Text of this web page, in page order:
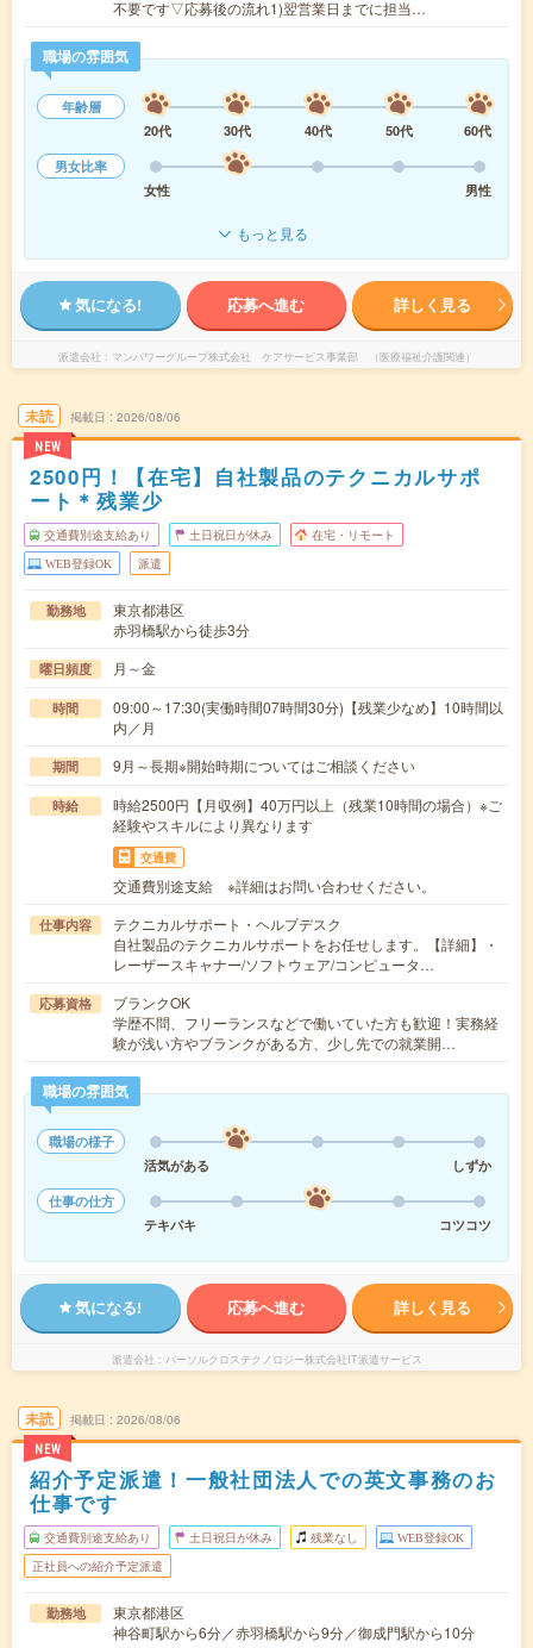
不要です▽応募後の流れ1)翌営業日までに担当…
職場の雰囲気
年齢層
20代
30代 40代 50代
60代
男女比率
女性
男性
もっと見る
気になる! 応募へ進む 詳しく見る
派遣会社 マンパワーグループ株式会社 ケアサービス事業部 （医療福祉介護関連）
未読
NEW
掲載日 2026/08/06
2500円！【在宅】自社製品のテクニカルサポ
ート＊残業少
交通費別途支給あり 土日祝日が休み 在宅・リモート
WEB登録OK 派遣
勤務地
東京都港区
赤羽橋駅から徒歩3分
曜日頻度 月～金
時間
09:00～17:30(実働時間07時間30分)【残業少なめ】10時間以
内／月
期間 9月～長期※開始時期についてはご相談ください
時給
時給2500円【月収例】40万円以上（残業10時間の場合）※ご
経験やスキルにより異なります
交通費
交通費別途支給 ※詳細はお問い合わせください。
仕事内容
テクニカルサポート・ヘルプデスク
自社製品のテクニカルサポートをお任せします。【詳細】・
レーザースキャナー/ソフトウェア/コンピュータ…
応募資格
ブランクOK
学歴不問、フリーランスなどで働いていた方も歓迎！実務経
験が浅い方やブランクがある方、少し先での就業開…
職場の雰囲気
職場の様子
活気がある
しずか
仕事の仕方
テキパキ
コツコツ
気になる! 応募へ進む 詳しく見る
派遣会社 パーソルクロステクノロジー株式会社IT派遣サービス
未読
NEW
掲載日 2026/08/06
紹介予定派遣！一般社団法人での英文事務のお
仕事です
交通費別途支給あり 土日祝日が休み 残業なし WEB登録OK
正社員への紹介予定派遣
勤務地
東京都港区
神谷町駅から6分／赤羽橋駅から9分／御成門駅から10分